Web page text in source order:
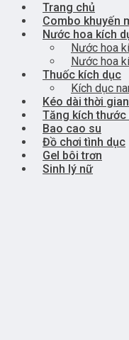
Trang chủ
Combo khuyến
Nước hoa kích
Nước hoa
Nước hoa
Thuốc kích dục
Kích dục
Kéo dài thời
Tăng kích
Bao cao su
Đồ chơi tình dục
Gel bôi trơn
Sinh lý nữ